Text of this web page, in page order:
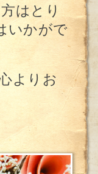
はとり
いかがで
よりお